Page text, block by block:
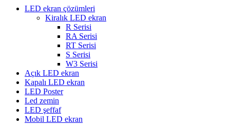
LED ekran çözümleri
Kiralık LED ekran
R Serisi
RA Serisi
RT Serisi
S Serisi
W3 Serisi
Açık LED ekran
Kapalı LED ekran
LED Poster
Led zemin
LED şeffaf
Mobil LED ekran